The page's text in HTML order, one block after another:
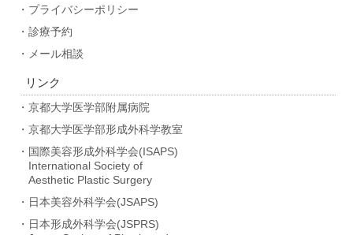
・プライバシーポリシー
・診療予約
・メール相談
リンク
・京都大学医学部附属病院
・京都大学医学部形成外科学教室
・国際美容形成外科学会(ISAPS)
International Society of
Aesthetic Plastic Surgery
・日本美容外科学会(JSAPS)
・日本形成外科学会(JSPRS)